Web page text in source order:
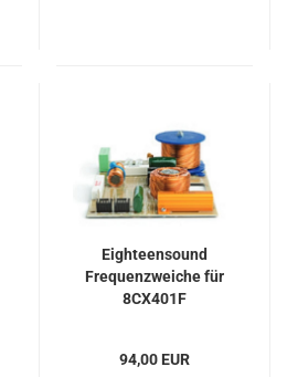
Eighteensound
Frequenzweiche für
8CX401F
94,00 EUR